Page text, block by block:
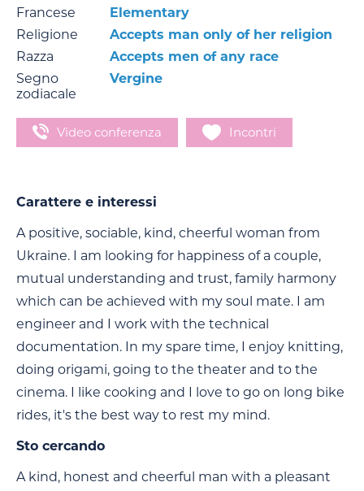
Francese
Elementary
Religione
Accepts man only of her religion
Razza
Accepts men of any race
Segno
zodiacale
Vergine
Video conferenza Incontri
Carattere e interessi
A positive, sociable, kind, cheerful woman from
Ukraine. I am looking for happiness of a couple,
mutual understanding and trust, family harmony
which can be achieved with my soul mate. I am
engineer and I work with the technical
documentation. In my spare time, I enjoy knitting,
doing origami, going to the theater and to the
cinema. I like cooking and I love to go on long bike
rides, it's the best way to rest my mind.
Sto cercando
A kind, honest and cheerful man with a pleasant